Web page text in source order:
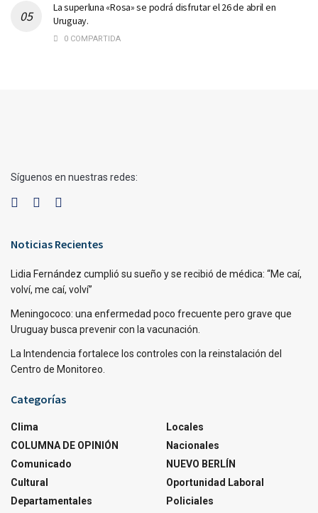
La superluna «Rosa» se podrá disfrutar el 26 de abril en
Uruguay.
0 COMPARTIDA
Síguenos en nuestras redes:
Noticias Recientes
Lidia Fernández cumplió su sueño y se recibió de médica: “Me caí,
volví, me caí, volví”
Meningococo: una enfermedad poco frecuente pero grave que
Uruguay busca prevenir con la vacunación.
La Intendencia fortalece los controles con la reinstalación del
Centro de Monitoreo.
Categorías
Clima
COLUMNA DE OPINIÓN
Comunicado
Cultural
Departamentales
Locales
Nacionales
NUEVO BERLÍN
Oportunidad Laboral
Policiales